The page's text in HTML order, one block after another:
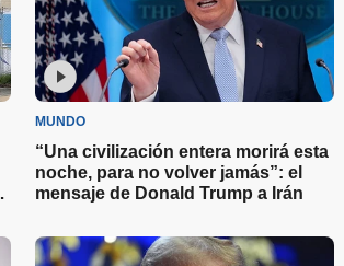
MUNDO
“Una civilización entera morirá esta
noche, para no volver jamás”: el
mensaje de Donald Trump a Irán